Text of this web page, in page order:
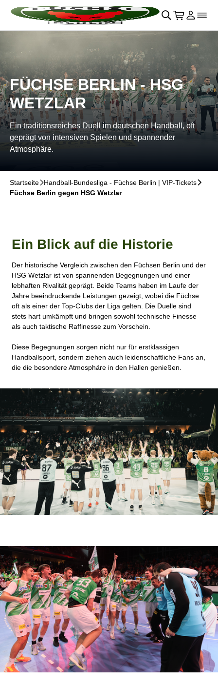
Navigation überspringen􀄫
􀊫 􀍩 Login
􀉩􀌇
FÜCHSE BERLIN - HSG
WETZLAR
Ein traditionsreiches Duell im deutschen Handball, oft
geprägt von intensiven Spielen und spannender
Atmosphäre.
Startseite􀆊Handball-Bundesliga - Füchse Berlin | VIP-Tickets􀆊
Füchse Berlin gegen HSG Wetzlar
Ein Blick auf die Historie
Der historische Vergleich zwischen den Füchsen Berlin und der
HSG Wetzlar ist von spannenden Begegnungen und einer
lebhaften Rivalität geprägt. Beide Teams haben im Laufe der
Jahre beeindruckende Leistungen gezeigt, wobei die Füchse
oft als einer der Top-Clubs der Liga gelten. Die Duelle sind
stets hart umkämpft und bringen sowohl technische Finesse
als auch taktische Raffinesse zum Vorschein.
Diese Begegnungen sorgen nicht nur für erstklassigen
Handballsport, sondern ziehen auch leidenschaftliche Fans an,
die die besondere Atmosphäre in den Hallen genießen.